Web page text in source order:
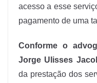
acesso a esse
pagamento de uma
Conforme o
Jorge Ulisses
da prestação dos